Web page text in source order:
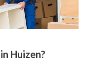
Huizen?